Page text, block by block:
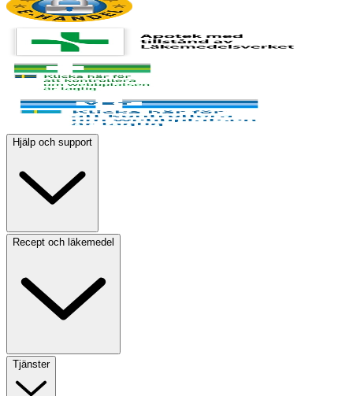
Hjälp och support
Recept och läkemedel
Tjänster